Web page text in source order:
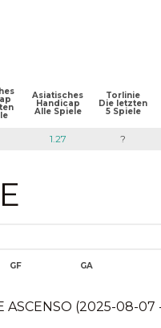
Asiatisches
Handicap
Alle Spiele
Torlinie
Die letzten
5 Spiele
1.27 ?
GF GA
ASCENSO (2025-08-